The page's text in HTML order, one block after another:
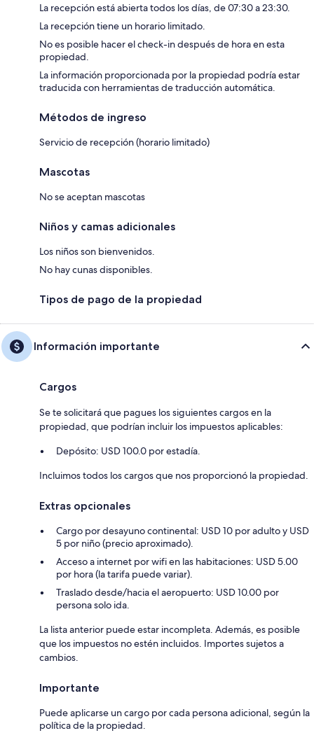
La recepción está abierta todos los días, de 07:30 a 23:30.
La recepción tiene un horario limitado.
No es posible hacer el check-in después de hora en esta
propiedad.
La información proporcionada por la propiedad podría estar
traducida con herramientas de traducción automática.
Métodos de ingreso
Servicio de recepción (horario limitado)
Mascotas
No se aceptan mascotas
Niños y camas adicionales
Los niños son bienvenidos.
No hay cunas disponibles.
Tipos de pago de la propiedad
Información importante
Cargos
Se te solicitará que pagues los siguientes cargos en la
propiedad, que podrían incluir los impuestos aplicables:
Depósito: USD 100.0 por estadía.
Incluimos todos los cargos que nos proporcionó la propiedad.
Extras opcionales
Cargo por desayuno continental: USD 10 por adulto y USD
5 por niño (precio aproximado).
Acceso a internet por wifi en las habitaciones: USD 5.00
por hora (la tarifa puede variar).
Traslado desde/hacia el aeropuerto: USD 10.00 por
persona solo ida.
La lista anterior puede estar incompleta. Además, es posible
que los impuestos no estén incluidos. Importes sujetos a
cambios.
Importante
Puede aplicarse un cargo por cada persona adicional, según la
política de la propiedad.